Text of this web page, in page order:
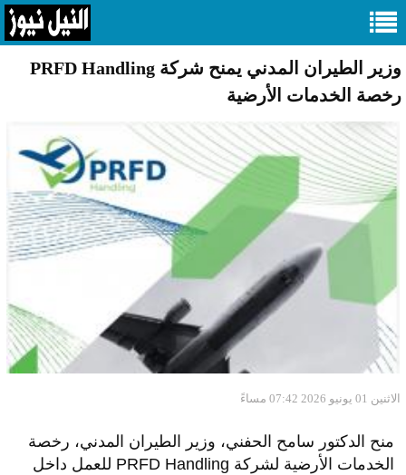
وزير الطيران المدني يمنح شركة PRFD Handling
رخصة الخدمات الأرضية
الاثنين 01 يونيو 2026 07:42 مساءً
منح الدكتور سامح الحفني، وزير الطيران المدني، رخصة
الخدمات الأرضية لشركة PRFD Handling للعمل داخل